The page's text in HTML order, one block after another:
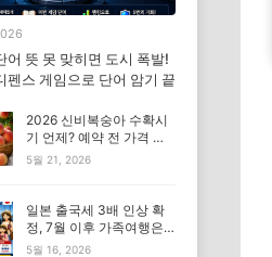
어 뜻 못 맞히면 도시 폭발!
펜스 게임으로 단어 암기 끝
2026 신비복숭아 수확시
기 언제? 예약 전 가격 기
준 모르면 잘못 삽니다
5월 21, 2026
일본 출국세 3배 인상 확
정, 7월 이후 가족여행은
발권일 먼저 확인하세요
5월 16, 2026